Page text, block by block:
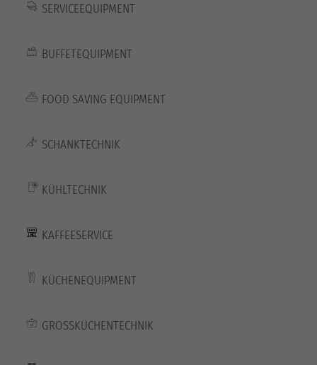
SERVICEEQUIPMENT
BUFFETEQUIPMENT
FOOD SAVING EQUIPMENT
SCHANKTECHNIK
KÜHLTECHNIK
KAFFEESERVICE
KÜCHENEQUIPMENT
GROSSKÜCHENTECHNIK